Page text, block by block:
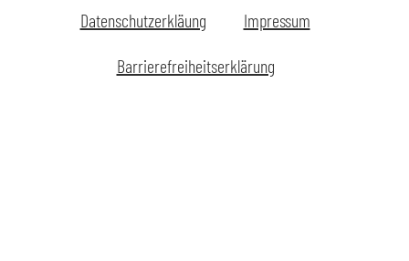
Datenschutzerkläung
Impressum
Barrierefreiheitserklärung